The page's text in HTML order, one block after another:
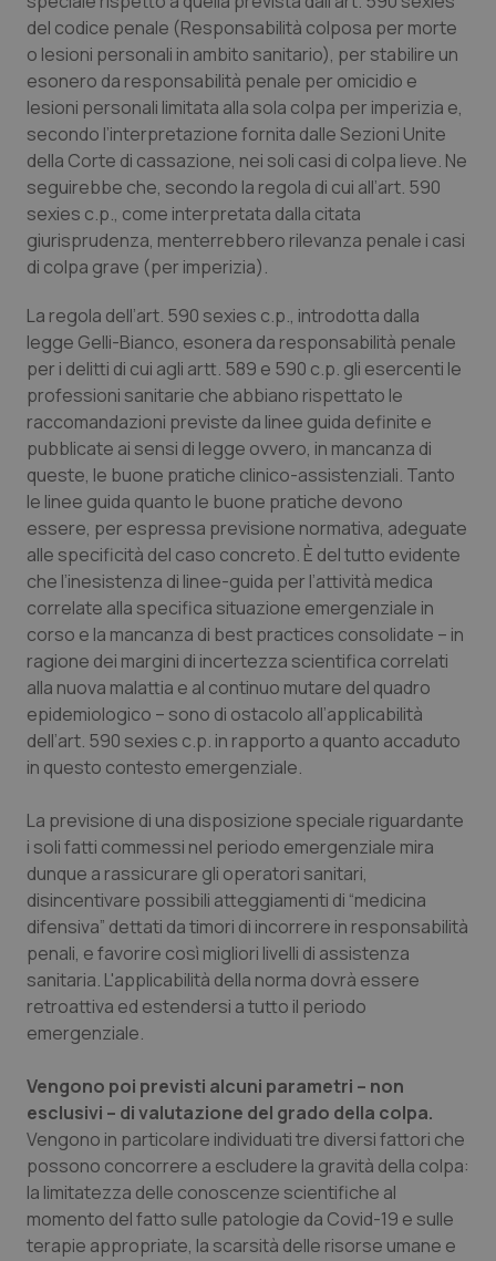
Umbria
Valle D’Aosta
Veneto
Oftalmologia
Oncodermatologia
Oncoematologia
Oncologia & Nutrizione
Psoriasi & pelle
Quotidiano Cardiologia
Quotidiano Chirurgia
Quotidiano Oncologia
Quotidiano Pediatria
Rene & patologie urogenitali
Salute orale & impianti
Sangue & coagulazione
Tiroide
Tumore ovarico
Tumori del Polmone & Testa Collo
Tumori gastrointestinali
Ulcera & Reflusso
Vaccini
del codice penale (Responsabilità colposa per morte
o lesioni personali in ambito sanitario), per stabilire un
esonero da responsabilità penale per omicidio e
lesioni personali limitata alla sola colpa per imperizia e,
secondo l’interpretazione fornita dalle Sezioni Unite
della Corte di cassazione, nei soli casi di colpa lieve. Ne
seguirebbe che, secondo la regola di cui all’art. 590
sexies c.p., come interpretata dalla citata
giurisprudenza, menterrebbero rilevanza penale i casi
di colpa grave (per imperizia).
La regola dell’art. 590 sexies c.p., introdotta dalla
legge Gelli-Bianco, esonera da responsabilità penale
per i delitti di cui agli artt. 589 e 590 c.p. gli esercenti le
professioni sanitarie che abbiano rispettato le
raccomandazioni previste da linee guida definite e
pubblicate ai sensi di legge ovvero, in mancanza di
queste, le buone pratiche clinico-assistenziali. Tanto
le linee guida quanto le buone pratiche devono
essere, per espressa previsione normativa, adeguate
alle specificità del caso concreto. È del tutto evidente
che l’inesistenza di linee-guida per l’attività medica
correlate alla specifica situazione emergenziale in
corso e la mancanza di best practices consolidate – in
ragione dei margini di incertezza scientifica correlati
alla nuova malattia e al continuo mutare del quadro
epidemiologico – sono di ostacolo all’applicabilità
dell’art. 590 sexies c.p. in rapporto a quanto accaduto
in questo contesto emergenziale.
La previsione di una disposizione speciale riguardante
i soli fatti commessi nel periodo emergenziale mira
dunque a rassicurare gli operatori sanitari,
disincentivare possibili atteggiamenti di “medicina
difensiva” dettati da timori di incorrere in responsabilità
penali, e favorire così migliori livelli di assistenza
sanitaria. L'applicabilità della norma dovrà essere
retroattiva ed estendersi a tutto il periodo
emergenziale.
Vengono poi previsti alcuni parametri – non
esclusivi – di valutazione del grado della colpa.
Vengono in particolare individuati tre diversi fattori che
possono concorrere a escludere la gravità della colpa:
la limitatezza delle conoscenze scientifiche al
momento del fatto sulle patologie da Covid-19 e sulle
terapie appropriate, la scarsità delle risorse umane e